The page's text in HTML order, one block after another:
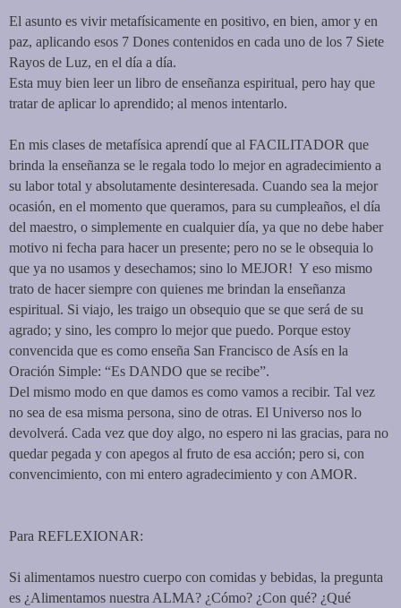
El asunto es vivir metafísicamente en positivo, en bien, amor y en
paz, aplicando esos 7 Dones contenidos en cada uno de los 7 Siete
Rayos de Luz, en el día a día.
Esta muy bien leer un libro de enseñanza espiritual, pero hay que
tratar de aplicar lo aprendido; al menos intentarlo.
En mis clases de metafísica aprendí que al FACILITADOR que
brinda la enseñanza se le regala todo lo mejor en agradecimiento a
su labor total y absolutamente desinteresada. Cuando sea la mejor
ocasión, en el momento que queramos, para su cumpleaños, el día
del maestro, o simplemente en cualquier día, ya que no debe haber
motivo ni fecha para hacer un presente; pero no se le obsequia lo
que ya no usamos y desechamos; sino lo MEJOR! Y eso mismo
trato de hacer siempre con quienes me brindan la enseñanza
espiritual. Si viajo, les traigo un obsequio que se que será de su
agrado; y sino, les compro lo mejor que puedo. Porque estoy
convencida que es como enseña San Francisco de Asís en la
Oración Simple: “Es DANDO que se recibe”.
Del mismo modo en que damos es como vamos a recibir. Tal vez
no sea de esa misma persona, sino de otras. El Universo nos lo
devolverá. Cada vez que doy algo, no espero ni las gracias, para no
quedar pegada y con apegos al fruto de esa acción; pero si, con
convencimiento, con mi entero agradecimiento y con AMOR.
Para REFLEXIONAR:
Si alimentamos nuestro cuerpo con comidas y bebidas, la pregunta
es ¿Alimentamos nuestra ALMA? ¿Cómo? ¿Con qué? ¿Qué